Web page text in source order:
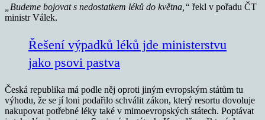
„Budeme bojovat s nedostatkem léků do května,“ řekl v pořadu ČT
ministr Válek.
Řešení výpadků léků jde ministerstvu
jako psovi pastva
Česká republika má podle něj oproti jiným evropským státům tu
výhodu, že se jí loni podařilo schválit zákon, který resortu dovoluje
nakupovat potřebné léky také v mimoevropských státech. Poptávat